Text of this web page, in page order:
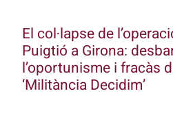
El col·lapse de
Puigtió a Girona:
l’oportunisme i fracàs
‘Militància Decidim’